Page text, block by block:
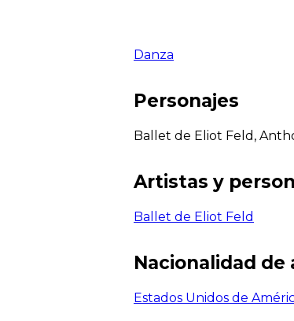
Danza
Personajes
Ballet de Eliot Feld,
Artistas y
Ballet de Eliot Feld
Nacionalidad de
Estados Unidos de